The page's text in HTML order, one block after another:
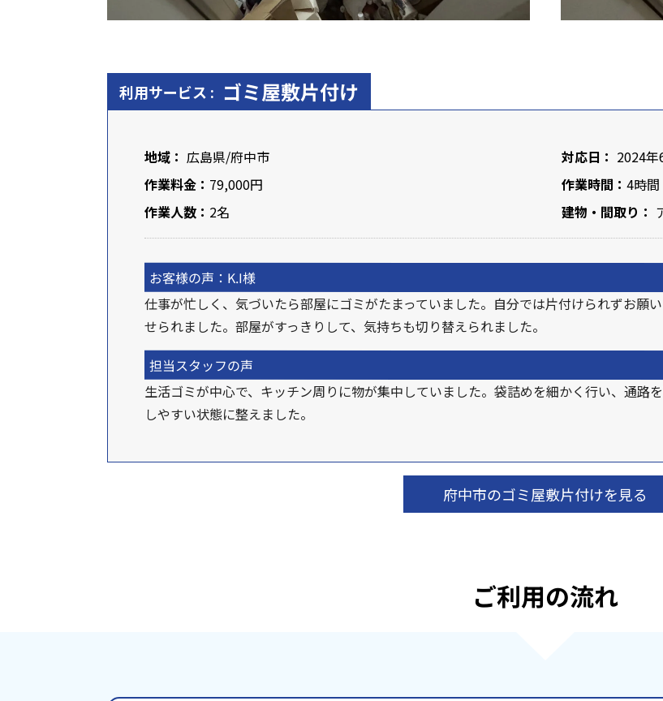
利用サービス : ゴミ屋敷片付け
地域： 広島県/府中市
作業料金： 79,000円
作業人数： 2名
対応日： 2024年
作業時間： 4時間
建物・間取り：
お客様の声：K.I様
仕事が忙しく、気づいたら部屋にゴミがたまっていました。自分では片付けられずお願
せられました。部屋がすっきりして、気持ちも切り替えられました。
担当スタッフの声
生活ゴミが中心で、キッチン周りに物が集中していました。袋詰めを細かく行い、通路
しやすい状態に整えました。
府中市のゴミ屋敷片付けを見る
ご利用の流れ